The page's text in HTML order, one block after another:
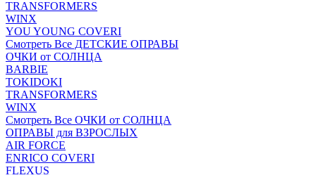
TRANSFORMERS
WINX
YOU YOUNG COVERI
Смотреть Все ДЕТСКИЕ ОПРАВЫ
ОЧКИ от СОЛНЦА
BARBIE
TOKIDOKI
TRANSFORMERS
WINX
Смотреть Все ОЧКИ от СОЛНЦА
ОПРАВЫ для ВЗРОСЛЫХ
AIR FORCE
ENRICO COVERI
FLEXUS